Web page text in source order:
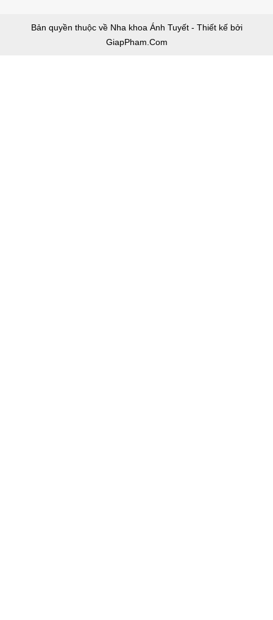
Bản quyền thuộc về Nha khoa Ánh Tuyết - Thiết kế bởi
GiapPham.Com